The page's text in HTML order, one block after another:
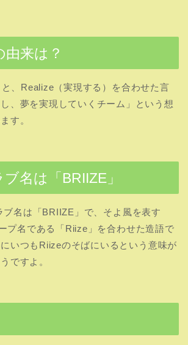
由来は？
、Realize（実現する）を合わせた言
、夢を実現していくチーム」という想
す。
名は「BRIIZE」
ブ名は「BRIIZE」で、そよ風を表す
プ名である「Riize」を合わせた造語で
いつもRiizeのそばにいるという意味が
ですよ。